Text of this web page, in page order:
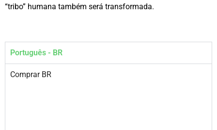
“tribo” humana também será transformada.
Português - BR
Comprar BR